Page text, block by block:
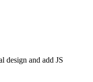
design and add JS